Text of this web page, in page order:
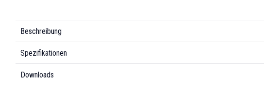
Beschreibung
Spezifikationen
Downloads